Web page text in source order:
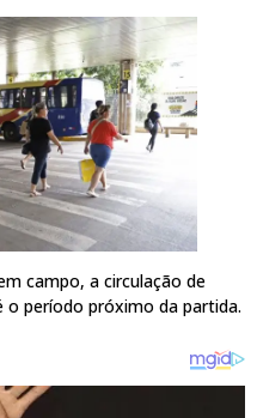
campo, a circulação de
período próximo da partida.